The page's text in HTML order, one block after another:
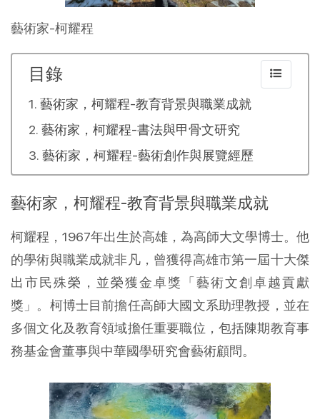
藝術家-柯耀程
目錄
藝術家，柯耀程-教育背景與職業成就
藝術家，柯耀程-書法與甲骨文研究
藝術家，柯耀程-藝術創作與展覽經歷
藝術家，柯耀程-教育背景與職業成就
柯耀程，1967年出生於高雄，為高師大文學博士。他
的學術與職業成就非凡，曾獲得高雄市第一屆十大傑
出市民殊榮，並榮獲金卓獎「藝術文創卓越貢獻
獎」。柯博士目前擔任高師大國文系助理教授，並在
多個文化及教育領域擔任重要職位，包括陳期教育事
務基金會董事與中華國學研究會藝術顧問。